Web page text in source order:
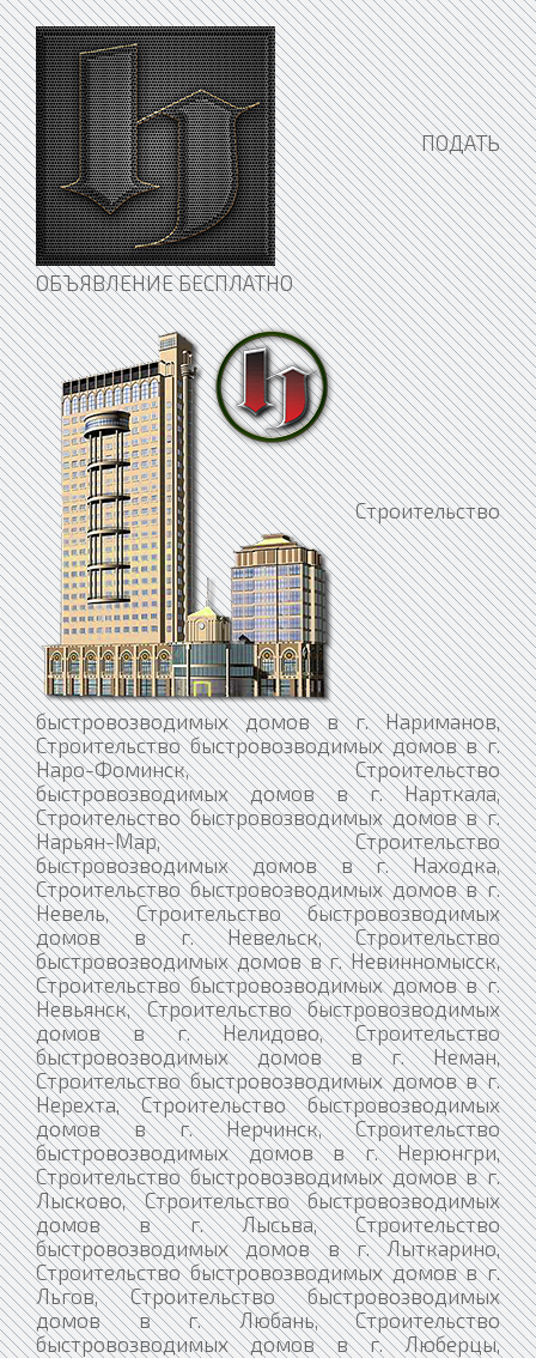
ПОДАТЬ
ОБЪЯВЛЕНИЕ БЕСПЛАТНО
Строительство быстровозводимых домов в г. Нариманов, Строительство быстровозводимых домов в г. Наро-Фоминск, Строительство быстровозводимых домов в г. Нарткала, Строительство быстровозводимых домов в г. Нарьян-Мар, Строительство быстровозводимых домов в г. Находка, Строительство быстровозводимых домов в г. Невель, Строительство быстровозводимых домов в г. Невельск, Строительство быстровозводимых домов в г. Невинномысск, Строительство быстровозводимых домов в г. Невьянск, Строительство быстровозводимых домов в г. Нелидово, Строительство быстровозводимых домов в г. Неман, Строительство быстровозводимых домов в г. Нерехта, Строительство быстровозводимых домов в г. Нерчинск, Строительство быстровозводимых домов в г. Нерюнгри, Строительство быстровозводимых домов в г. Лысково, Строительство быстровозводимых домов в г. Лысьва, Строительство быстровозводимых домов в г. Лыткарино, Строительство быстровозводимых домов в г. Льгов, Строительство быстровозводимых домов в г. Любань, Строительство быстровозводимых домов в г. Люберцы, Строительство быстровозводимых домов в г. Любим, Строительство быстровозводимых домов в г. Людиново, Строительство быстровозводимых домов в г. Лянтор, Строительство быстровозводимых домов в г. Магадан, Строительство быстровозводимых домов в г. Котовск, Строительство быстровозводимых домов в г. Кохма, Строительство быстровозводимых домов в г. Красавино, Строительство быстровозводимых домов в г. Красноармейск, Строительство быстровозводимых домов в г. Красновишерск, Строительство быстровозводимых домов в г. Красногорск, Строительство быстровозводимых домов в г. Краснодар, Строительство быстровозводимых домов в г. Краснозаводск, Строительство быстровозводимых домов в г. Краснознаменск, Строительство быстровозводимых домов в г. Краснокаменск, Строительство быстровозводимых домов в г. Краснокамск, Строительство быстровозводимых домов в г. Красноперекопск, Строительство быстровозводимых домов в г. Краснослободск, Строительство быстровозводимых домов в г. Шебекино, Строительство быстровозводимых домов в г. Шелехов, Строительство быстровозводимых домов в г. Шенкурск, Строительство быстровозводимых домов в г. Шилка, Строительство быстровозводимых домов в г. Шимановск, Строительство быстровозводимых домов в г. Шиханы, Строительство быстровозводимых домов в г. Шлиссельбург, Строительство быстровозводимых домов в г. Шумерля, Строительство быстровозводимых домов в г. Шумиха, Строительство быстровозводимых домов в г. Шуя, Строительство быстровозводимых домов в г. Щёкино, Строительство быстровозводимых домов в г. Щёлкино, Строительство быстровозводимых домов в г. Щёлково, Строительство быстровозводимых домов в г. Щигры, Строительство быстровозводимых домов в г. Щучье, Строительство быстровозводимых домов в г. Электрогорск, Строительство быстровозводимых домов в г. Электросталь, Строительство быстровозводимых домов в г. Электроугли, Строительство быстровозводимых домов в г. Элиста, Строительство быстровозводимых домов в г. Энгельс, Строительство быстровозводимых домов в г. Эртиль, Строительство быстровозводимых домов в г. Югорск, Строительство быстровозводимых домов в г. Южа, Строительство быстровозводимых домов в г. Южно-Сахалинск, Строительство быстровозводимых домов в г. Южно-Сухокумск, Строительство быстровозводимых домов в г. Южноуральск, Строительство быстровозводимых домов в г. Юрга, Строительство быстровозводимых домов в г. Юрьев-Польский, Строительство быстровозводимых домов в г. Юрьевец, Строительство быстровозводимых домов в г. Юрюзань, Строительство быстровозводимых домов в г. Юхнов, Строительство быстровозводимых домов в г. Ядрин, Строительство быстровозводимых домов в г. Якутск, Строительство быстровозводимых домов в г. Ялта, Строительство быстровозводимых домов в г. Ялуторовск, Строительство быстровозводимых домов в г. Янаул, Строительство быстровозводимых домов в г. Яранск, Строительство быстровозводимых домов в г. Яровое, Строительство быстровозводимых домов в г. Ярославль, Строительство быстровозводимых домов в г. Ярцево, Строительство быстровозводимых домов в г. Ясногорск, Строительство быстровозводимых домов в г. Ясный, Строительство быстровозводимых домов в г. Первомайск, Строительство быстровозводимых домов в г. Первоуральск, Строительство быстровозводимых домов в г. Перевоз, Строительство быстровозводимых домов в г. Пересвет, Строительство быстровозводимых домов в г. Переславль-Залесский, Строительство быстровозводимых домов в г. Пермь, Строительство быстровозводимых домов в г. Пестово, Строительство быстровозводимых домов в г. Петров Вал, Строительство быстровозводимых домов в г. Петровск, Строительство быстровозводимых домов в г. Петровск-Забайкальский, Строительство быстровозводимых домов в г. Петрозаводск, Строительство быстровозводимых домов в г. Петропавловск-Камчатский, Строительство быстровозводимых домов в г. Новоуральск, Строительство быстровозводимых домов в г. Новохопёрск, Строительство быстровозводимых домов в г. Новочебоксарск, Строительство быстровозводимых домов в г. Новочеркасск, Строительство быстровозводимых домов в г. Новошахтинск, Строительство быстровозводимых домов в г. Новый Оскол, Строительство быстровозводимых домов в г. Новый Уренгой, Строительство быстровозводимых домов в г. Ногинск, Строительство быстровозводимых домов в г. Нолинск, Строительство быстровозводимых домов в г. Норильск, Строительство быстровозводимых домов в г. Ноябрьск, Строительство быстровозводимых домов в г. Нурлат, Строительство быстровозводимых домов в г. Нытва, Строительство быстровозводимых домов в г. Нижний Тагил, Строительство быстровозводимых домов в г. Нижняя Салда, Строительство быстровозводимых домов в г. Нижняя Тура, Строительство быстровозводимых домов в г. Николаевск, Строительство быстровозводимых домов в г. Николаевск-на-Амуре, Строительство быстровозводимых домов в г. Никольск, Строительство быстровозводимых домов в г. Никольское, Строительство быстровозводимых домов в г. Новая Ладога, Строительство быстровозводимых домов в г. Новая Ляля, Строительство быстровозводимых домов в г. Новоалександровск, Строительство быстровозводимых домов в г. Новоалтайск, Строительство быстровозводимых домов в г. Новоаннинский, Строительство быстровозводимых домов в г. Нововоронеж, Строительство быстровозводимых домов в г. Новодвинск, Строительство быстровозводимых домов в г. Новозыбков, Строительство быстровозводимых домов в г. Советский, Строительство быстровозводимых домов в г. Сокол, Строительство быстровозводимых домов в г. Солигалич, Строительство быстровозводимых домов в г. Соликамск, Строительство быстровозводимых домов в г. Солнечногорск, Строительство быстровозводимых домов в г. Соль-Илецк, Строительство быстровозводимых домов в г. Сольвычегодск, Строительство быстровозводимых домов в г. Сольцы, Строительство быстровозводимых домов в г. Сорочинск, Строительство быстровозводимых домов в г. Сорск, Строительство быстровозводимых домов в г. Сортавала, Строительство быстровозводимых домов в г. Сосенский, Строительство быстровозводимых домов в г. Сосновка, Строительство быстровозводимых домов в г. Сосновоборск, Строительство быстровозводимых домов в г. Сосновый Бор, Строительство быстровозводимых домов в г. Сосногорск, Строительство быстровозводимых домов в г. Сочи, Строительство быстровозводимых домов в г. Спас-Деменск, Строительство быстровозводимых домов в г. Абаза, Строительство быстровозводимых домов в г. Абакан, Строительство быстровозводимых домов в г. Абдулино, Строительство быстровозводимых домов в г. Абинск, Строительство быстровозводимых домов в г. Агидель, Строительство быстровозводимых домов в г. Агрыз, Строительство быстровозводимых домов в г. Адыгейск, Строительство быстровозводимых домов в г. Азнакаево, Строительство быстровозводимых домов в г. Азов, Строительство быстровозводимых домов в г. Ак-Довурак, Строительство быстровозводимых домов в г. Аксай, Строительство быстровозводимых домов в г. Алагир, Строительство быстровозводимых домов в г. Алапаевск, Строительство быстровозводимых домов в г. Алатырь, Строительство быстровозводимых домов в г. Алдан, Строительство быстровозводимых домов в г. Алейск, Строительство быстровозводимых домов в г. Александров, Строительство быстровозводимых домов в г. Александровск, Строительство быстровозводимых домов в г. Александровск-Сахалинский, Строительство быстровозводимых домов в г. Алексеевка, Строительство быстровозводимых домов в г. Алексин, Строительство быстровозводимых домов в г. Алзамай, Строительство быстровозводимых домов в г. Алупка, Строительство быстровозводимых домов в г. Алушта, Строительство быстровозводимых домов в г. Альметьевск, Строительство быстровозводимых домов в г. Амурск, Строительство быстровозводимых домов в г. Анадырь, Строительство быстровозводимых домов в г. Анапа, Строительство быстровозводимых домов в г. Ангарск, Строительство быстровозводимых домов в г. Андреаполь, Строительство быстровозводимых домов в г. Анжеро-Судженск, Строительство быстровозводимых домов в г. Анива, Строительство быстровозводимых домов в г. Апатиты, Строительство быстровозводимых домов в г. Апрелевка, Строительство быстровозводимых домов в г. Апшеронск, Строительство быстровозводимых домов в г. Арамиль, Строительство быстровозводимых домов в г. Аргун, Строительство быстровозводимых домов в г. Ардатов, Строительство быстровозводимых домов в г. Ардон, Строительство быстровозводимых домов в г. Арзамас, Строительство быстровозводимых домов в г. Аркадак, Строительство быстровозводимых домов в г. Армавир, Строительство быстровозводимых домов в г. Армянск, Строительство быстровозводимых домов в г. Арсеньев, Строительство быстровозводимых домов в г. Арск, Строительство быстровозводимых домов в г. Артём, Строительство быстровозводимых домов в г. Артёмовск, Строительство быстровозводимых домов в г. Артёмовский, Строительство быстровозводимых домов в г. Архангельск, Строительство быстровозводимых домов в г. Асбест, Строительство быстровозводимых домов в г. Асино, Строительство быстровозводимых домов в г. Астрахань, Строительство быстровозводимы